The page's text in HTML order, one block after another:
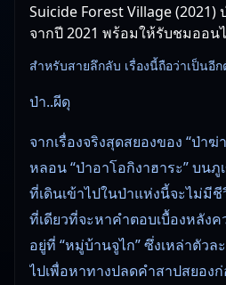
Suicide Forest Village
จากปี 2021 พร้อมให้รับชมออน
สำหรับสายลึกลับ เรื่องนี้ถือว่าเป็นอีก
ป่า..ผีดุ
จากเรื่องจริงสุดสยองของ “ป่า
หลอน “ป่าอาโอกิงาฮาระ” บน
ที่เดินเข้าไปในป่าแห่งนี้จะไม่มี
ที่เดียวที่จะหาคำตอบเบื้องหลัง
อยู่ที่ “หมู่บ้านจูไก” ซึ่งเหล่าตัว
ไปเพื่อหาทางปลดคำสาปสยอง